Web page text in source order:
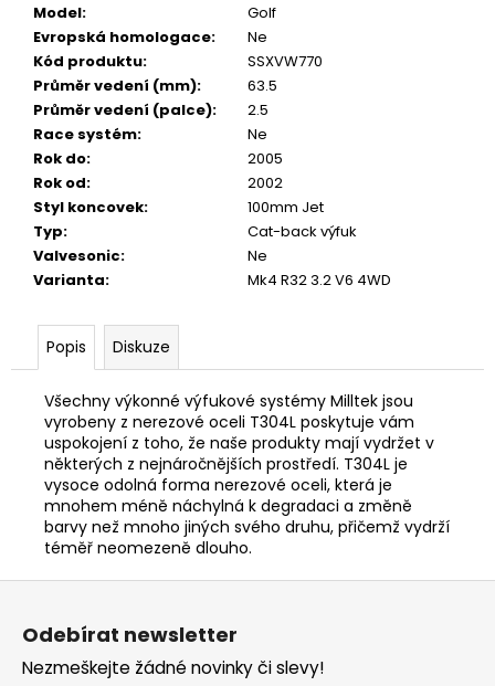
Model:
Golf
Evropská homologace:
Ne
Kód produktu:
SSXVW770
Průměr vedení (mm):
63.5
Průměr vedení (palce):
2.5
Race systém:
Ne
Rok do:
2005
Rok od:
2002
Styl koncovek:
100mm Jet
Typ:
Cat-back výfuk
Valvesonic:
Ne
Varianta: Mk4 R32 3.2 V6 4WD
Popis Diskuze
Všechny výkonné výfukové systémy Milltek jsou
vyrobeny z nerezové oceli T304L poskytuje vám
uspokojení z toho, že naše produkty mají vydržet v
některých z nejnáročnějších prostředí. T304L je
vysoce odolná forma nerezové oceli, která je
mnohem méně náchylná k degradaci a změně
barvy než mnoho jiných svého druhu, přičemž vydrží
téměř neomezeně dlouho.
Z
Odebírat newsletter
Nezmeškejte žádné novinky či slevy!